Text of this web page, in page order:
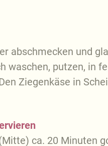
abschmecken und
waschen, putzen, in
Ziegenkäse in
ca. 20 Minuten